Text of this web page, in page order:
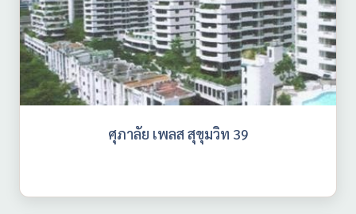
ศุภาลัย เพลส สุขุมวิท 39